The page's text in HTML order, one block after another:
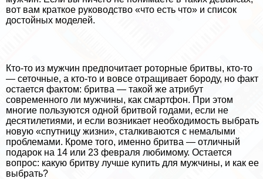
вот вам краткое руководство «что есть что» и список
достойных моделей.
Кто-то из мужчин предпочитает роторные бритвы, кто-то
— сеточные, а кто-то и вовсе отращивает бороду, но факт
остается фактом: бритва — такой же атрибут
современного ли мужчины, как смартфон. При этом
многие пользуются одной бритвой годами, если не
десятилетиями, и если возникает необходимость выбрать
новую «спутницу жизни», сталкиваются с немалыми
проблемами. Кроме того, именно бритва — отличный
подарок на 14 или 23 февраля любимому. Остается
вопрос: какую бритву лучше купить для мужчины, и как ее
выбрать?